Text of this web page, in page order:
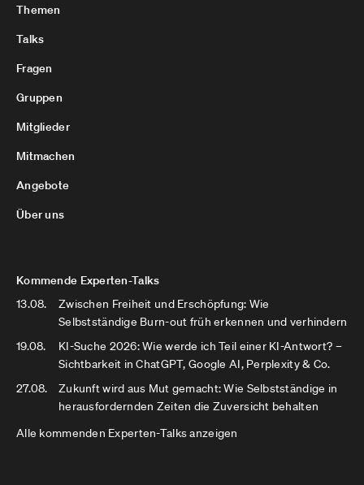
Themen
Talks
Fragen
Gruppen
Mitglieder
Mitmachen
Angebote
Über uns
Kommende Experten-Talks
13.08.
Zwischen Freiheit und Erschöpfung: Wie
Selbstständige Burn-out früh erkennen und verhindern
19.08.
KI-Suche 2026: Wie werde ich Teil einer KI-Antwort? –
Sichtbarkeit in ChatGPT, Google AI, Perplexity & Co.
27.08.
Zukunft wird aus Mut gemacht: Wie Selbstständige in
herausfordernden Zeiten die Zuversicht behalten
Alle kommenden Experten-Talks anzeigen